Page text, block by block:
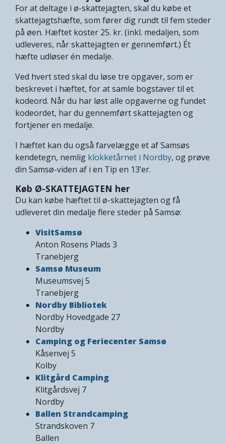
For at deltage i ø-skattejagten, skal du købe et
skattejagtshæfte, som fører dig rundt til fem steder
på øen. Hæftet koster 25. kr. (inkl. medaljen, som
udleveres, når skattejagten er gennemført.) Ét
hæfte udløser én medalje.
Ved hvert sted skal du løse tre opgaver, som er
beskrevet i hæftet, for at samle bogstaver til et
kodeord. Når du har løst alle opgaverne og fundet
kodeordet, har du gennemført skattejagten og
fortjener en medalje.
I hæftet kan du også farvelægge et af Samsøs
kendetegn, nemlig klokketårnet i Nordby, og prøve
din Samsø-viden af i en Tip en 13’er.
Køb Ø-SKATTEJAGTEN her
Du kan købe hæftet til ø-skattejagten og få
udleveret din medalje flere steder på Samsø:
VisitSamsø
Anton Rosens Plads 3
Tranebjerg
Samsø Museum
Museumsvej 5
Tranebjerg
Nordby Bibliotek
Nordby Hovedgade 27
Nordby
Camping og Feriecenter Samsø
Kåsenvej 5
Kolby
Klitgård Camping
Klitgårdsvej 7
Nordby
Ballen Strandcamping
Strandskoven 7
Ballen